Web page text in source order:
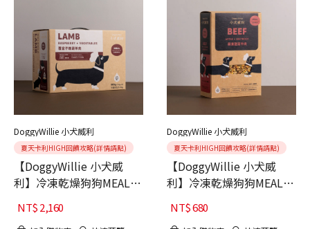
DoggyWillie 小犬威利
夏天卡利HIGH回饋攻略(詳情請點)
【DoggyWillie 小犬威
利】冷凍乾燥狗狗MEAL主
食 覆盆子燉蔬羊肉 800g
NT$2,160
DoggyWillie 小犬威利
夏天卡利HIGH回饋攻略(詳情請點)
【DoggyWillie 小犬威
利】冷凍乾燥狗狗MEAL主
食 蘋果甜菜牛肉 200g
NT$680